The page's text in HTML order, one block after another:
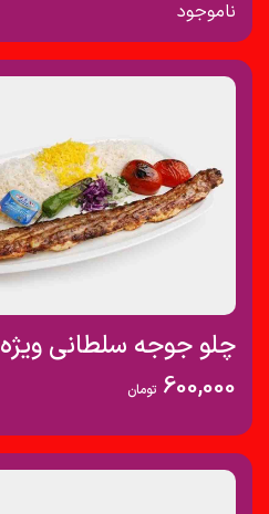
ناموجود
چلو جوجه سلطانی ویژه
600,000 تومان